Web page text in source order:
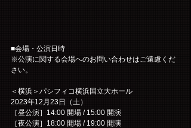
■会場・公演日時
※公演に関する会場へのお問い合わせはご遠慮くだ
さい。
＜横浜＞パシフィコ横浜国立大ホール
2023年12月23日（土）
［昼公演］14:00 開場 / 15:00 開演
［夜公演］18:00 開場 / 19:00 開演